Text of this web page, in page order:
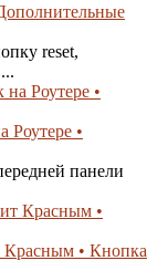
reset,
Роутере •
панели
• Кнопка